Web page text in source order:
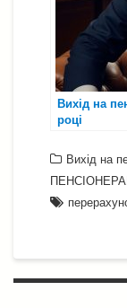
Вихід на
році
Вихід на
Навігація